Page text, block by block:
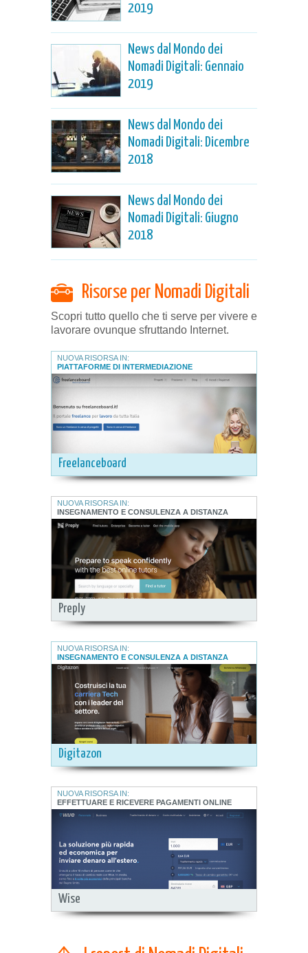
2019
News dal Mondo dei
Nomadi Digitali: Gennaio
2019
News dal Mondo dei
Nomadi Digitali: Dicembre
2018
News dal Mondo dei
Nomadi Digitali: Giugno
2018
Risorse per Nomadi Digitali
Scopri tutto quello che ti serve per vivere e
lavorare ovunque sfruttando Internet.
Freelanceboard
NUOVA RISORSA IN:
PIATTAFORME DI INTERMEDIAZIONE
Preply
NUOVA RISORSA IN:
INSEGNAMENTO E CONSULENZA A DISTANZA
Digitazon
NUOVA RISORSA IN:
INSEGNAMENTO E CONSULENZA A DISTANZA
Wise
NUOVA RISORSA IN:
EFFETTUARE E RICEVERE PAGAMENTI ONLINE